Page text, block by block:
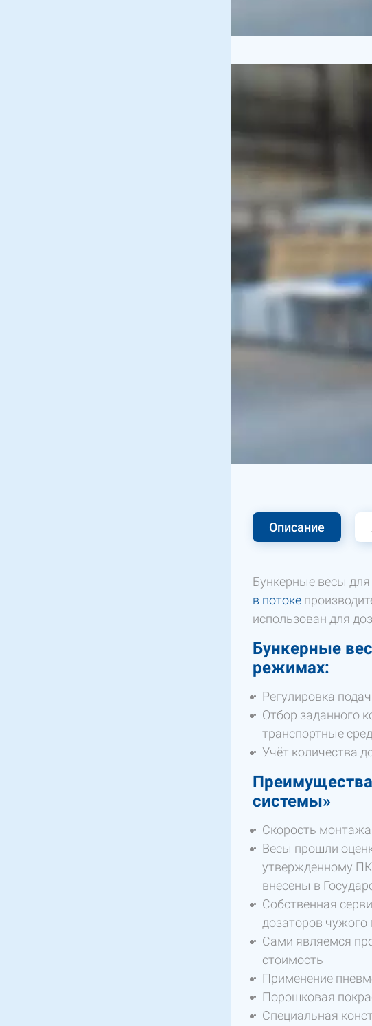
Описание
Бункерные весы
в потоке
использован для
Бункерные
режимах:
Регулировка
Отбор заданного
транспортные
Учёт количества
системы»
Скорость монтажа
Весы прошли
утвержденному
внесены в
Собственная
дозаторов чужого
Сами являемся
стоимость
Применение
Порошковая
Специальная